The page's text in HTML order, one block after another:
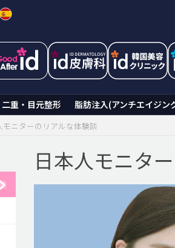
二重・目元整形 脂肪注入(アンチエイジン
モニターのリアルな体験談
日本人モニタ